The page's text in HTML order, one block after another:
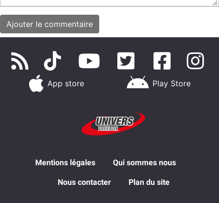
App store Play Store
Mentions légales Qui sommes nous
Nous contacter Plan du site